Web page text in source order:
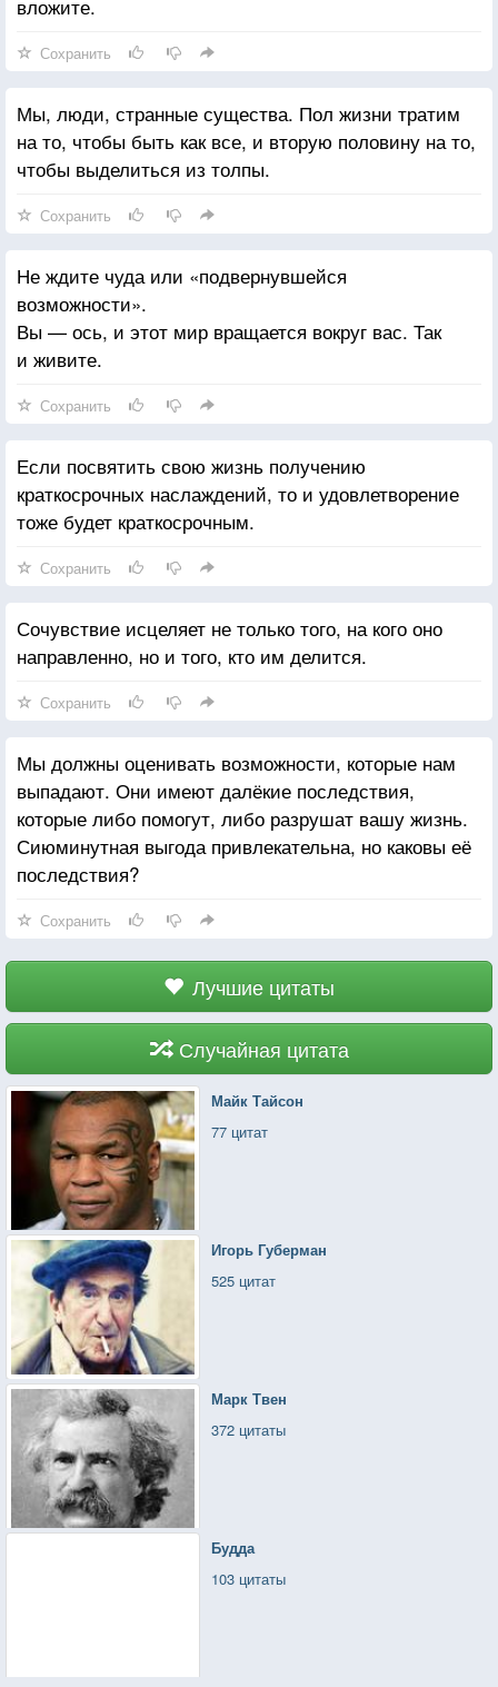
вложите.
Сохранить
Мы, люди, странные существа. Пол жизни тратим
на то, чтобы быть как все, и вторую половину на то,
чтобы выделиться из толпы.
Сохранить
Не ждите чуда или «подвернувшейся
возможности».
Вы — ось, и этот мир вращается вокруг вас. Так
и живите.
Сохранить
Если посвятить свою жизнь получению
краткосрочных наслаждений, то и удовлетворение
тоже будет краткосрочным.
Сохранить
Сочувствие исцеляет не только того, на кого оно
направленно, но и того, кто им делится.
Сохранить
Мы должны оценивать возможности, которые нам
выпадают. Они имеют далёкие последствия,
которые либо помогут, либо разрушат вашу жизнь.
Сиюминутная выгода привлекательна, но каковы её
последствия?
Сохранить
Лучшие цитаты
Случайная цитата
Майк Тайсон
77 цитат
Игорь Губерман
525 цитат
Марк Твен
372 цитаты
Будда
103 цитаты